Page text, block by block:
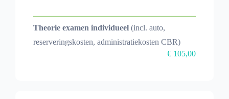
Theorie examen individueel (incl. auto,
reserveringskosten, administratiekosten CBR)
€ 105,00